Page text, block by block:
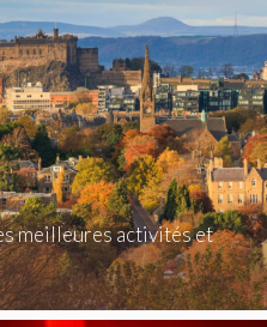
meilleures activités et